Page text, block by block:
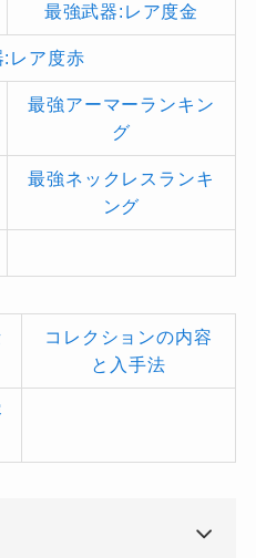
最強武器:レア度金
:レア度赤
最強アーマーランキン
グ
最強ネックレスランキ
ング
コレクションの内容
と入手法